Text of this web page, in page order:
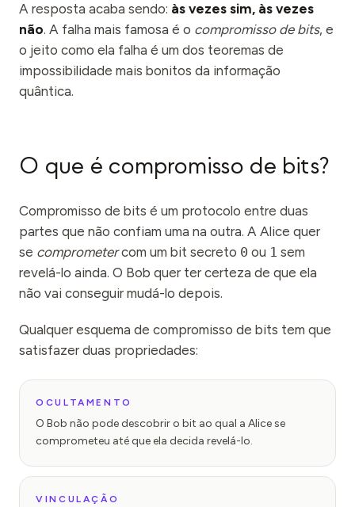
Eventos
Cronologias
Comunidades
Nossa história
Nossa equipe
Contato
A resposta acaba sendo: às vezes sim, às vezes
não. A falha mais famosa é o compromisso de bits, e
o jeito como ela falha é um dos teoremas de
impossibilidade mais bonitos da informação
quântica.
O que é compromisso de bits?
Compromisso de bits é um protocolo entre duas
partes que não confiam uma na outra. A Alice quer
se comprometercom um bit secreto 0 ou 1 sem
revelá-lo ainda. O Bob quer ter certeza de que ela
não vai conseguir mudá-lo depois.
Qualquer esquema de compromisso de bits tem que
satisfazer duas propriedades:
OCULTAMENTO
O Bob não pode descobrir o bit ao qual a Alice se
comprometeu até que ela decida revelá-lo.
VINCULAÇÃO